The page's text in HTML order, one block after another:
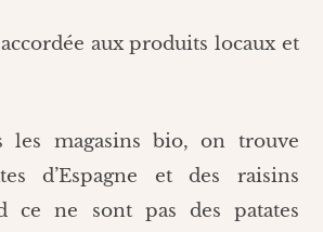
aux produits locaux et
les magasins bio, on trouve
d’Espagne et des raisins
ce ne sont pas des patates